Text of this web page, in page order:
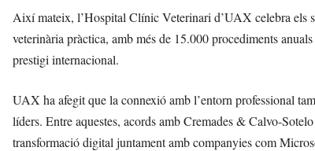
Així mateix, l’Hospital Clínic Veterinari d’UAX celebra els
veterinària pràctica, amb més de 15.000 procediments
prestigi internacional.
UAX ha afegit que la connexió amb l’entorn professional
líders. Entre aquestes, acords amb Cremades & Calvo-
transformació digital juntament amb companyies com